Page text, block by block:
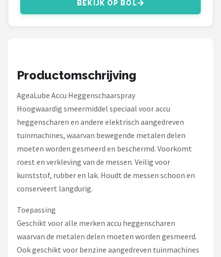
BEKIJK OP BOL
Productomschrijving
AgeaLube Accu Heggenschaarspray
Hoogwaardig smeermiddel speciaal voor accu
heggenscharen en andere elektrisch aangedreven
tuinmachines, waarvan bewegende metalen delen
moeten worden gesmeerd en beschermd. Voorkomt
roest en verkleving van de messen. Veilig voor
kunststof, rubber en lak. Houdt de messen schoon en
conserveert langdurig.
Toepassing
Geschikt voor alle merken accu heggenscharen
waarvan de metalen delen moeten worden gesmeerd.
Ook geschikt voor benzine aangedreven tuinmachines